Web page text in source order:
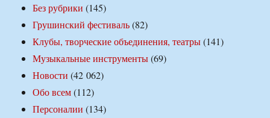
Без рубрики (145)
Грушинский фестиваль(82)
Клубы, творческие объединения, театры(141)
Музыкальные инструменты(69)
Новости (42 062)
Обо всем(112)
Персоналии (134)